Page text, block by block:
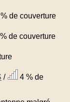
de couverture
de couverture
/
4 % de